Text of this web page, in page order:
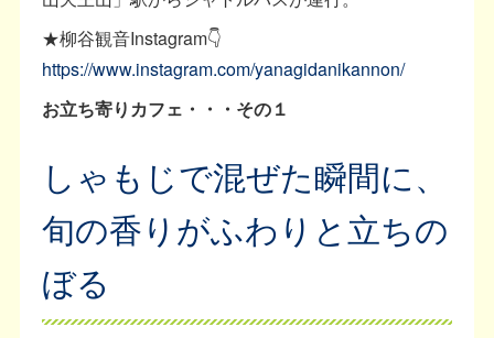
★柳谷観音Instagram👇
https://www.instagram.com/yanagidanikannon/
お立ち寄りカフェ・・・その１
しゃもじで混ぜた瞬間に、
旬の香りがふわりと立ちの
ぼる